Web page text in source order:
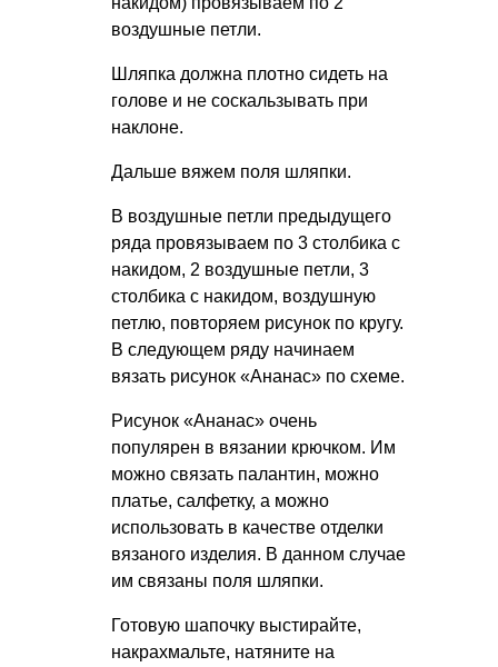
воздушные петли.
Шляпка должна плотно сидеть на
голове и не соскальзывать при
наклоне.
Дальше вяжем поля шляпки.
В воздушные петли предыдущего
ряда провязываем по 3 столбика с
накидом, 2 воздушные петли, 3
столбика с накидом, воздушную
петлю, повторяем рисунок по кругу.
В следующем ряду начинаем
вязать рисунок «Ананас» по схеме.
Рисунок «Ананас» очень
популярен в вязании крючком. Им
можно связать палантин, можно
платье, салфетку, а можно
использовать в качестве отделки
вязаного изделия. В данном случае
им связаны поля шляпки.
Готовую шапочку выстирайте,
накрахмальте, натяните на